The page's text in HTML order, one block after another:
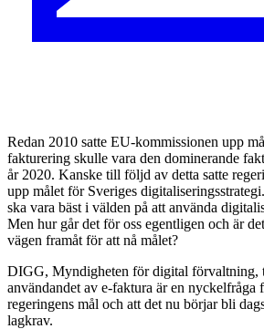
Redan 2010 satte EU-kommissionen upp
fakturering skulle vara den dominerande
år 2020. Kanske till följd av detta satte
upp målet för Sveriges
ska vara bäst i välden på att använda
Men hur går det för oss egentligen och är
vägen framåt för att nå målet?
DIGG, Myndigheten för digital förvaltning,
användandet av e-faktura är en nyckelfråga
regeringens mål och att det nu börjar bli
lagkrav.